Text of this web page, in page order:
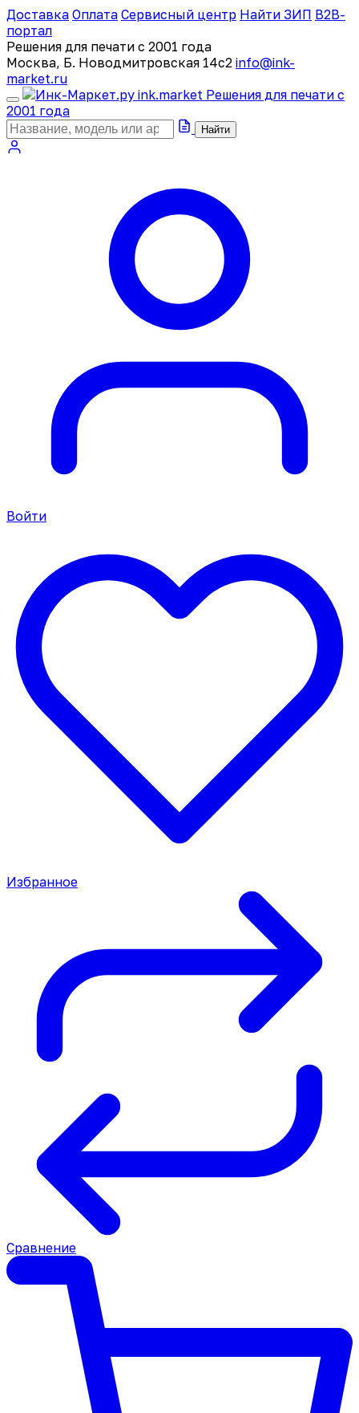
Доставка Оплата Сервисный центр Найти ЗИП B2B-
портал
Решения для печати с 2001 года
Москва, Б. Новодмитровская 14с2 info@ink-
market.ru
ink.market Решения для печати с
2001 года
Найти
Войти
Избранное
Сравнение